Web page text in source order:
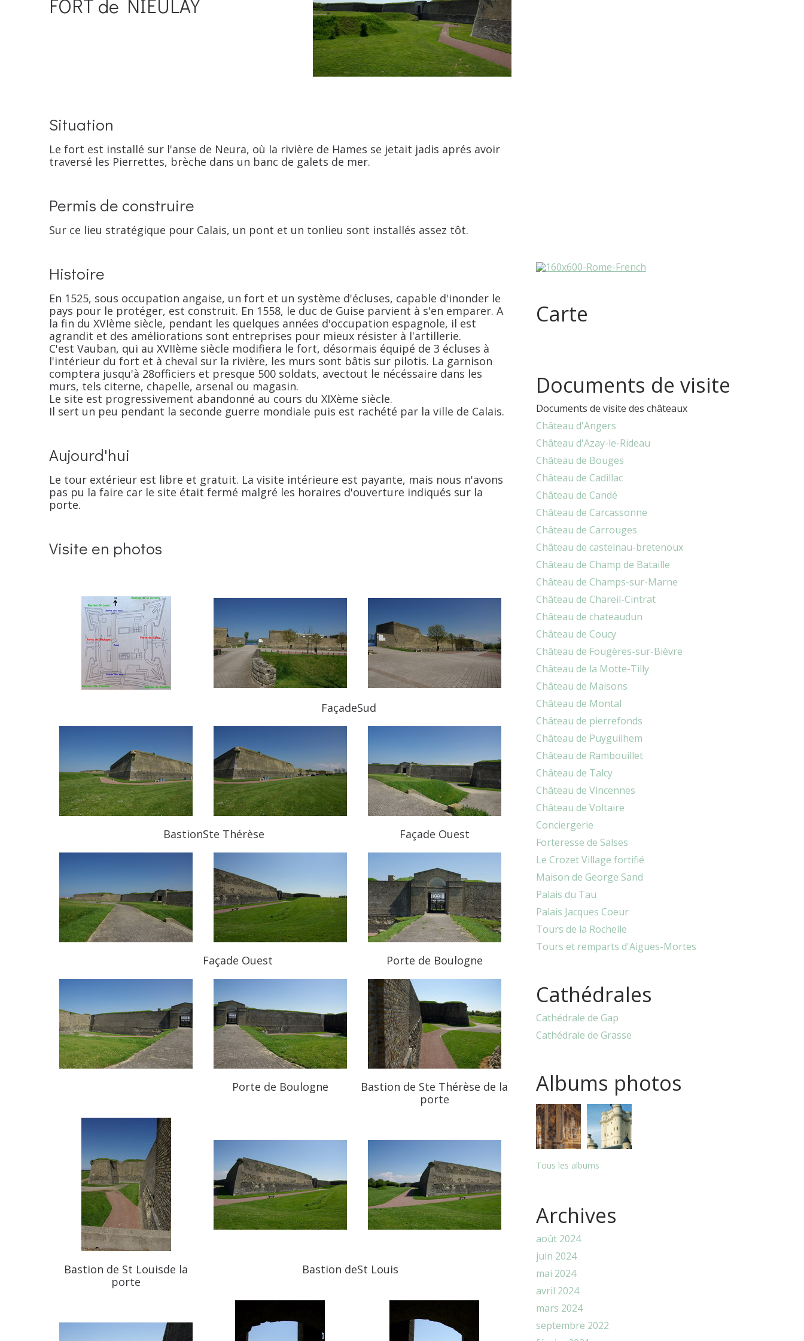
FORT de NIEULAY
Situation
Le fort est installé sur l'anse de Neura, où la rivière de Hames se jetait jadis aprés avoir
traversé les Pierrettes, brèche dans un banc de galets de mer.
Permis de construire
Sur ce lieu stratégique pour Calais, un pont et un tonlieu sont installés assez tôt.
Histoire
En 1525, sous occupation angaise, un fort et un système d'écluses, capable d'inonder le
pays pour le protéger, est construit. En 1558, le duc de Guise parvient à s'en emparer. A
la fin du XVIème siècle, pendant les quelques années d'occupation espagnole, il est
agrandit et des améliorations sont entreprises pour mieux résister à l'artillerie.
C'est Vauban, qui au XVIIème siècle modifiera le fort, désormais équipé de 3 écluses à
l'intérieur du fort et à cheval sur la rivière, les murs sont bâtis sur pilotis. La garnison
comptera jusqu'à 28officiers et presque 500 soldats, avectout le nécéssaire dans les
murs, tels citerne, chapelle, arsenal ou magasin.
Le site est progressivement abandonné au cours du XIXème siècle.
Il sert un peu pendant la seconde guerre mondiale puis est rachété par la ville de Calais.
Aujourd'hui
Le tour extérieur est libre et gratuit. La visite intérieure est payante, mais nous n'avons
pas pu la faire car le site était fermé malgré les horaires d'ouverture indiqués sur la
porte.
Visite en photos
FaçadeSud
BastionSte Thérèse Façade Ouest
Façade Ouest Porte de Boulogne
Porte de Boulogne
Bastion de Ste Thérèse de la
porte
Bastion de St Louisde la
porte
Bastion deSt Louis
Carte
Documents de visite
Documents de visite des châteaux
Château d'Angers
Château d'Azay-le-Rideau
Château de Bouges
Château de Cadillac
Château de Candé
Château de Carcassonne
Château de Carrouges
Château de castelnau-bretenoux
Château de Champ de Bataille
Château de Champs-sur-Marne
Château de Chareil-Cintrat
Château de chateaudun
Château de Coucy
Château de Fougères-sur-Bièvre
Château de la Motte-Tilly
Château de Maisons
Château de Montal
Château de pierrefonds
Château de Puyguilhem
Château de Rambouillet
Château de Talcy
Château de Vincennes
Château de Voltaire
Conciergerie
Forteresse de Salses
Le Crozet Village fortifié
Maison de George Sand
Palais du Tau
Palais Jacques Coeur
Tours de la Rochelle
Tours et remparts d'Aigues-Mortes
Cathédrales
Cathédrale de Gap
Cathédrale de Grasse
Albums photos
Tous les albums
Archives
août 2024
juin 2024
mai 2024
avril 2024
mars 2024
septembre 2022